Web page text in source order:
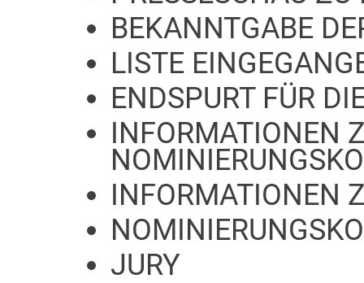
BEKANNTGABE
LISTE
ENDSPURT FÜR
INFORMATIONEN
INFORMATIONEN
JURY